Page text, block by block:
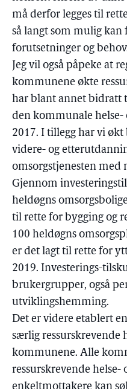
må derfor legges til
så langt som mulig kan
forutsetninger og
Jeg vil også påpeke at
kommunene økte
har blant annet bidratt
den kommunale helse-
2017. I tillegg har vi
videre- og
omsorgstjenesten
Gjennom
heldøgns
til rette for bygging og
100 heldøgns
er det lagt til rette for
2019. Investerings-
brukergrupper, også
utviklingshemming.
Det er videre etablert
særlig ressurskrevende
kommunene. Alle
ressurskrevende helse-